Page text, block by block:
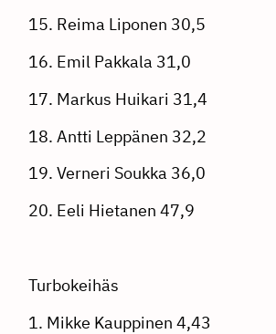
15. Reima Liponen 30,5
16. Emil Pakkala 31,0
17. Markus Huikari 31,4
18. Antti Leppänen 32,2
19. Verneri Soukka 36,0
20. Eeli Hietanen 47,9
Turbokeihäs
1. Mikke Kauppinen 4,43